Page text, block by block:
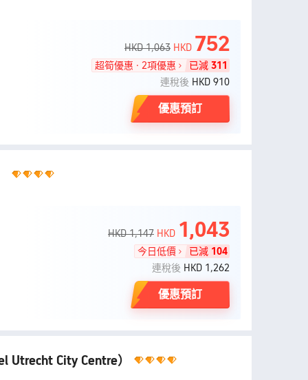
HKD 1,063 HKD 752
超筍優惠 · 2項優惠 已減 311
連稅後 HKD 910
優惠預訂
HKD 1,147 HKD 1,043
今日低價 已減 104
連稅後 HKD 1,262
優惠預訂
Utrecht City Centre）